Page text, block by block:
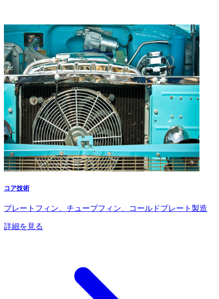
コア技術
プレートフィン、チューブフィン、コールドプレート製造
詳細を見る